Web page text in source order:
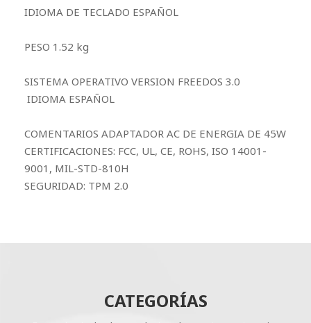
IDIOMA DE TECLADO ESPAÑOL
PESO 1.52 kg
SISTEMA OPERATIVO VERSION FREEDOS 3.0
IDIOMA ESPAÑOL
COMENTARIOS ADAPTADOR AC DE ENERGIA DE 45W
CERTIFICACIONES: FCC, UL, CE, ROHS, ISO 14001-
9001, MIL-STD-810H
SEGURIDAD: TPM 2.0
CATEGORÍAS